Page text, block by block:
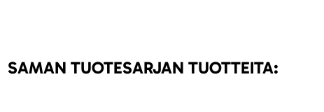
SAMAN TUOTESARJAN TUOTTEITA: